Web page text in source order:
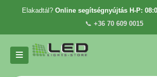
Elakadtál? Online segítségnyújtás H-P:
📞 +36 70 609 0015